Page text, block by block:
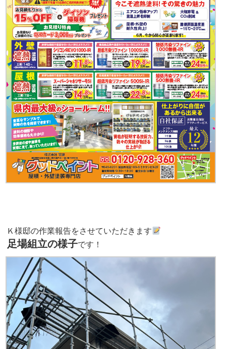
Ｋ様邸の作業報告をさせていただきます
足場組立の様子です！